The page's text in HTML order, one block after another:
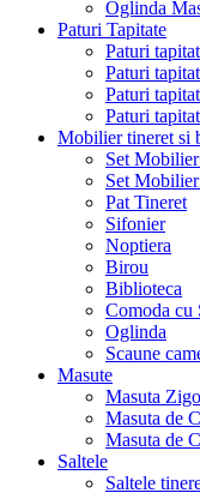
Oglinda
Paturi Tapitate
Paturi
Paturi
Paturi
Paturi
Mobilier tineret si
Set
Set
Pat Tineret
Sifonier
Noptiera
Birou
Biblioteca
Comoda cu
Oglinda
Scaune
Masute
Masuta
Masuta de
Masuta de
Saltele
Saltele